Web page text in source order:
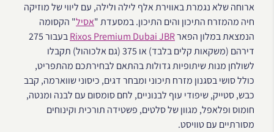
ארוחה שלא נגמרת באווירת אלף לילה ולילה, עם ליווי של מוזיקה
חיה מהמזרח התיכון והים התיכון. במסעדת "אסיל" הקסומה
הנמצאת במלון הפארRixos Premium Dubai JBR
בעבור 275
דירהם (משקאות קלים בלבד) או 375 (גם אלכוהול) תקבלו
לשולחן מנות שיתופיות גדולות בהתאם לבחירתכם מהתפריט,
כולל סושי בסגנון מזרח תיכוני ומבחר דגים, כיסוני שווארמה, קבב
כבש, סטייק, שיפודי עוף לבנוניים, לחם סומסום עם לבנה ומנטה,
חומוס ופלאפל, מגוון של סלטים, פשטידה תורכית וקינוחים
מסורתיים עם טוויסט.